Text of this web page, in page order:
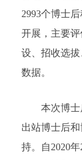
2993个博士
开展，主要评
设、招收选
数据。
本次博士后
出站博士后
持。自2020